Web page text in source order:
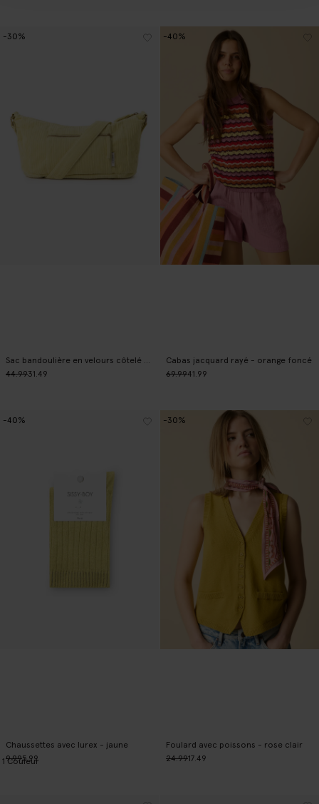
Sac bandoulière en velours côtelé - jaune clair
44.9931.49
-30%
Cabas jacquard rayé - orange foncé
69.9941.99
-40%
Chaussettes avec lurex - jaune
9.995.99
-40%
1Couleur
Foulard avec poissons - rose clair
24.9917.49
-30%